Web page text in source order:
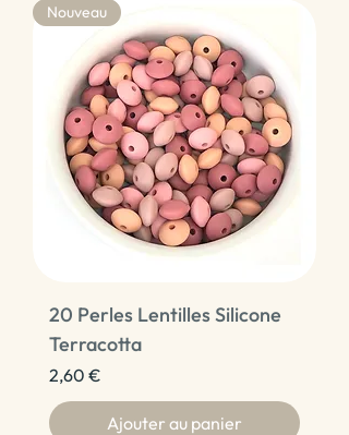
Nouveau
20 Perles Lentilles Silicone
Terracotta
Prix
2,60 €
Ajouter au panier